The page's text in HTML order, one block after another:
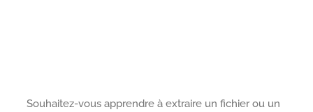
Souhaitez-vous apprendre à extraire un fichier ou un